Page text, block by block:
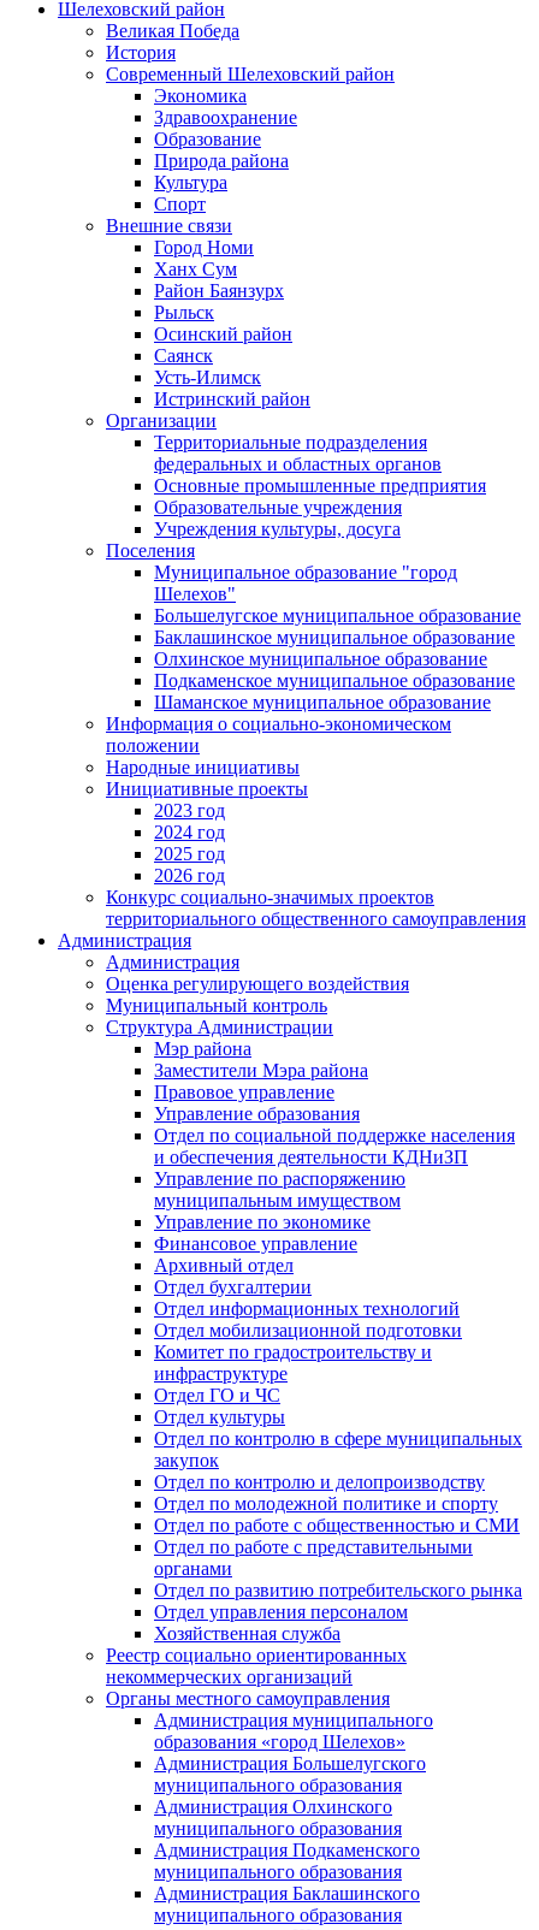
Шелеховский район
Великая Победа
История
Современный Шелеховский район
Экономика
Здравоохранение
Образование
Природа района
Культура
Спорт
Внешние связи
Город Номи
Ханх Сум
Район Баянзурх
Рыльск
Осинский район
Саянск
Усть-Илимск
Истринский район
Организации
Территориальные подразделения
федеральных и областных органов
Основные промышленные предприятия
Образовательные учреждения
Учреждения культуры, досуга
Поселения
Муниципальное образование "город
Шелехов"
Большелугское муниципальное образование
Баклашинское муниципальное образование
Олхинское муниципальное образование
Подкаменское муниципальное образование
Шаманское муниципальное образование
Информация о социально-экономическом
положении
Народные инициативы
Инициативные проекты
2023 год
2024 год
2025 год
2026 год
Конкурс социально-значимых проектов
территориального общественного самоуправления
Администрация
Администрация
Оценка регулирующего воздействия
Муниципальный контроль
Структура Администрации
Мэр района
Заместители Мэра района
Правовое управление
Управление образования
Отдел по социальной поддержке населения
и обеспечения деятельности КДНиЗП
Управление по распоряжению
муниципальным имуществом
Управление по экономике
Финансовое управление
Архивный отдел
Отдел бухгалтерии
Отдел информационных технологий
Отдел мобилизационной подготовки
Комитет по градостроительству и
инфраструктуре
Отдел ГО и ЧС
Отдел культуры
Отдел по контролю в сфере муниципальных
закупок
Отдел по контролю и делопроизводству
Отдел по молодежной политике и спорту
Отдел по работе с общественностью и СМИ
Отдел по работе с представительными
органами
Отдел по развитию потребительского рынка
Отдел управления персоналом
Хозяйственная служба
Реестр социально ориентированных
некоммерческих организаций
Органы местного самоуправления
Администрация муниципального
образования «город Шелехов»
Администрация Большелугского
муниципального образования
Администрация Олхинского
муниципального образования
Администрация Подкаменского
муниципального образования
Администрация Баклашинского
муниципального образования